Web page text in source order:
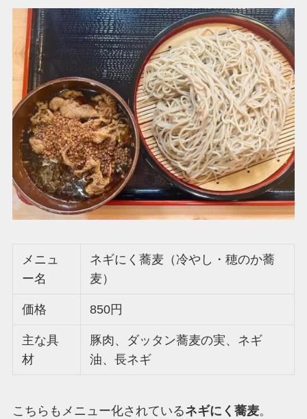
メニュ
ー名
ネギにく蕎麦（冷やし・穂のか蕎
麦）
価格 850円
主な具
材
豚肉、ダッタン蕎麦の実、ネギ
油、長ネギ
こちらもメニュー化されているネギにく蕎麦。